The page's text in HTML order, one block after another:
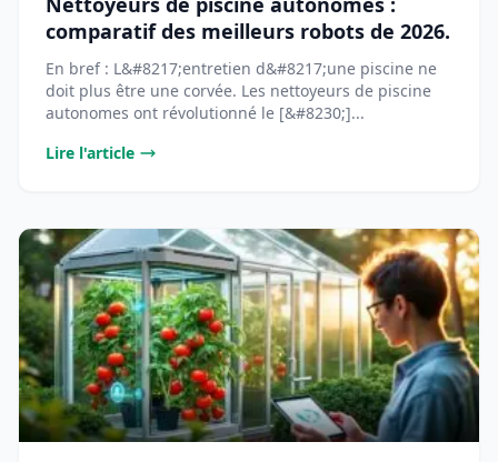
comparatif des meilleurs robots de 2026.
En bref : L&#8217;entretien d&#8217;une piscine ne
doit plus être une corvée. Les nettoyeurs de piscine
autonomes ont révolutionné le [&#8230;]...
Lire l'article